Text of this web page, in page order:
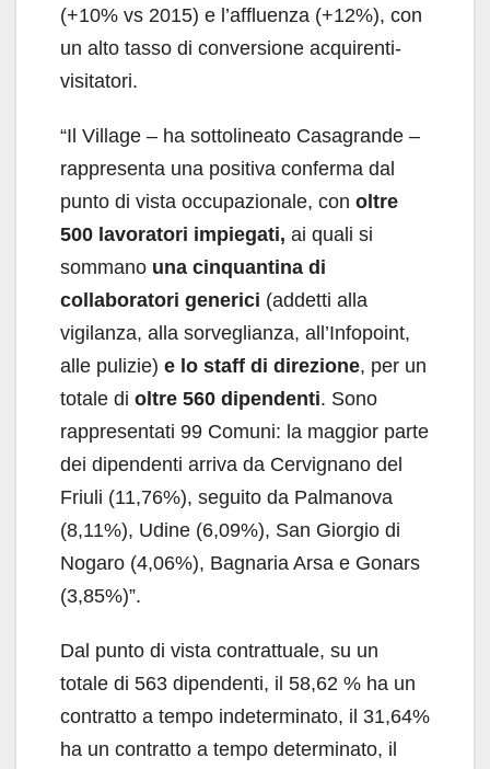
(+10% vs 2015) e l’affluenza (+12%), con
un alto tasso di conversione acquirenti-
visitatori.
“Il Village – ha sottolineato Casagrande –
rappresenta una positiva conferma dal
punto di vista occupazionale, con oltre
500 lavoratori impiegati, ai quali si
sommano una cinquantina di
collaboratori generici (addetti alla
vigilanza, alla sorveglianza, all’Infopoint,
alle pulizie) e lo staff di direzione, per un
totale di oltre 560 dipendenti. Sono
rappresentati 99 Comuni: la maggior parte
dei dipendenti arriva da Cervignano del
Friuli (11,76%), seguito da Palmanova
(8,11%), Udine (6,09%), San Giorgio di
Nogaro (4,06%), Bagnaria Arsa e Gonars
(3,85%)”.
Dal punto di vista contrattuale, su un
totale di 563 dipendenti, il 58,62 % ha un
contratto a tempo indeterminato, il 31,64%
ha un contratto a tempo determinato, il